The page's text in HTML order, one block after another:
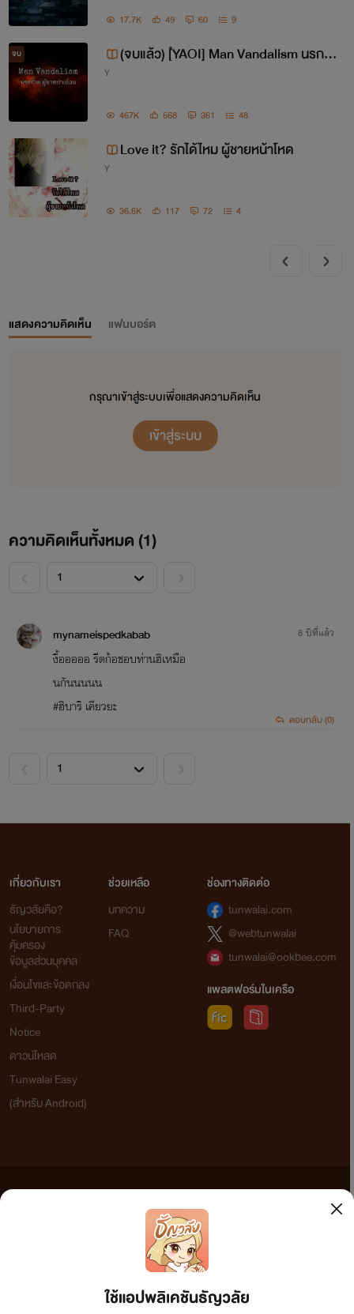
และนั่นคือที่มาของนามปากกา อิอิ
นามิเป็นสาวกของนารูโตะและวันพีซด้วย
นะคะ ใครสาวกเหมือนกันมาจับมือ
ขอบคุณ "พี่ยอนิม" แรงบันดาลใจในการ
ร้าย ผู้ชายป่าเถื่อน
แนวโชตะค่อน
drkshadow"
แต่งนิยายแนวนางเอกแรด ๆ + วิธีแต่ง
ไม่มีนามิในวันนี้เช่นกัน ขอบคุณมาก ๆ
เลยนะคะ
เพจ : Nami หรือ คลิก
ทวิต : Nami (นามิ) หรือคลิก!
17.7K 49 60 9
จบ
(จบแล้ว) [ํYAOI] Man Vandalism นรกร้า
Y
467K 568 361 48
Love it? รักได้ไหม ผู้ชายหน้าโหด
Y
36.6K 117 72 4
แสดงความคิดเห็น แฟนบอร์ด
กรุณาเข้าสู่ระบบเพื่อแสดงความคิดเห็น
เข้าสู่ระบบ
ความคิดเห็นทั้งหมด (1)
mynameispedkabab
งื้อออออ รีดก้อชอบท่านฮิเหมือ
นกันนนนน
#ฮิบาริ เคียวยะ
8 ปีที่แล้ว
ตอบกลับ (0)
ใช้แอปพลิเคชันธัญวลัย
เกี่ยวกับเรา
ธัญวลัยคือ?
นโยบายการ
คุ้มครอง
ข้อมูลส่วนบุคคล
เงื่อนไขและข้อตกลง
Third-Party
Notice
ดาวน์โหลด
Tunwalai Easy
(สำหรับ Android)
ช่วยเหลือ
บทความ
FAQ
ช่องทางติดต่อ
tunwalai.com
@webtunwalai
tunwalai@ookbee.com
แพลตฟอร์มในเครือ
เว็บไซต์แห่งนี้ไม่ได้เห็นด้วยและไม่ขอรับผิดชอบต่อข้อความใดๆ ทั้งสิ้น ดังนั้นผู้อ่านทุกท่านโปรดใช้
วิจารณญาณในการกลั่นกรองด้วยตนเอง และหากท่านพบข้อความใดๆ ที่ขัดต่อกฎหมายและศีลธรรม
กรุณาแจ้งมาที่ tunwalai@ookbee.com เพื่อทีมงานจะได้ดำเนินการในทันที ทั้งนี้ ทางเว็บไซต์ขอสงวน
ลิขสิทธิ์ตามพระราชบัญญัติลิขสิทธิ์ (ฉบับเพิ่มเติม) พ.ศ.2558